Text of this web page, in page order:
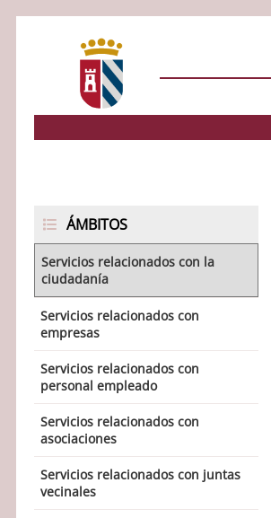
ÁMBITOS
Servicios relacionados con la
ciudadanía
Servicios relacionados con
empresas
Servicios relacionados con
personal empleado
Servicios relacionados con
asociaciones
Servicios relacionados con juntas
vecinales